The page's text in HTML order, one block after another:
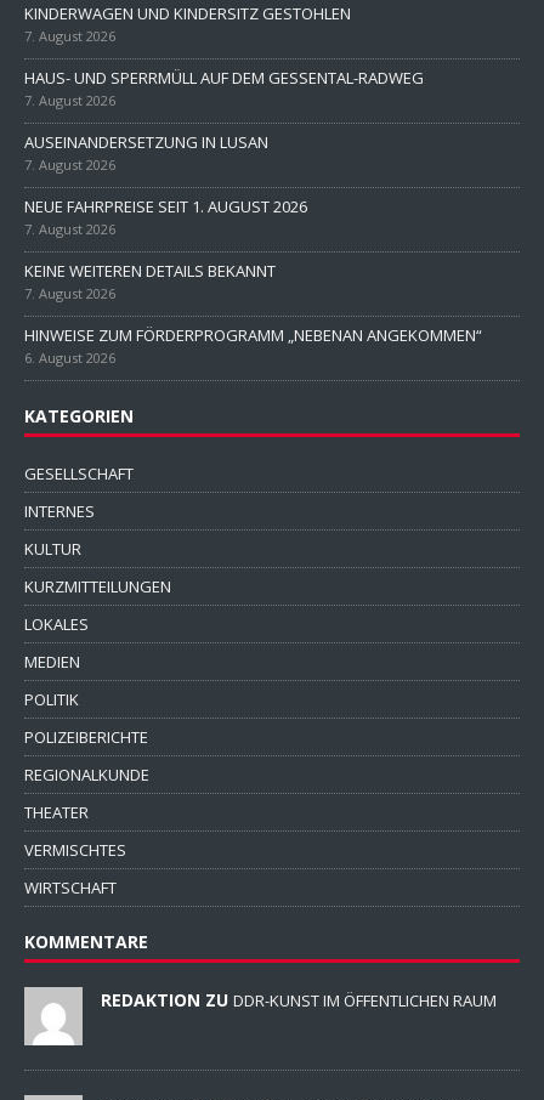
KINDERWAGEN UND KINDERSITZ GESTOHLEN
7. August 2026
HAUS- UND SPERRMÜLL AUF DEM GESSENTAL-RADWEG
7. August 2026
AUSEINANDERSETZUNG IN LUSAN
7. August 2026
NEUE FAHRPREISE SEIT 1. AUGUST 2026
7. August 2026
KEINE WEITEREN DETAILS BEKANNT
7. August 2026
HINWEISE ZUM FÖRDERPROGRAMM „NEBENAN ANGEKOMMEN“
6. August 2026
KATEGORIEN
GESELLSCHAFT
INTERNES
KULTUR
KURZMITTEILUNGEN
LOKALES
MEDIEN
POLITIK
POLIZEIBERICHTE
REGIONALKUNDE
THEATER
VERMISCHTES
WIRTSCHAFT
KOMMENTARE
REDAKTION ZU DDR-KUNST IM ÖFFENTLICHEN RAUM